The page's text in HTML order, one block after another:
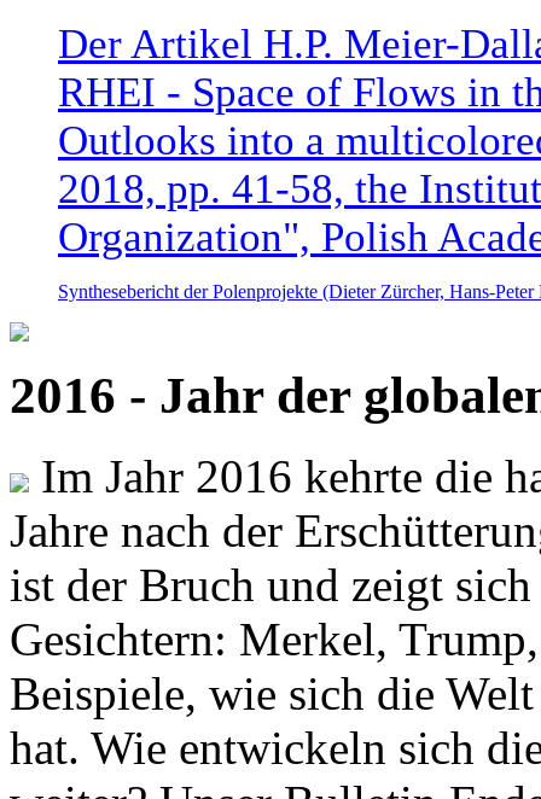
Der Artikel H.P. Meier-
RHEI - Space of Flows in
Outlooks into a
2018, pp. 41-58, the
Organization", Polish
Synthesebericht der Polenprojekte (Dieter Zürcher, Hans-
2016 - Jahr der
Im Jahr 2016 kehrte die
Jahre nach der
ist der Bruch und zeigt
Gesichtern: Merkel,
Beispiele, wie sich die
hat. Wie entwickeln sich